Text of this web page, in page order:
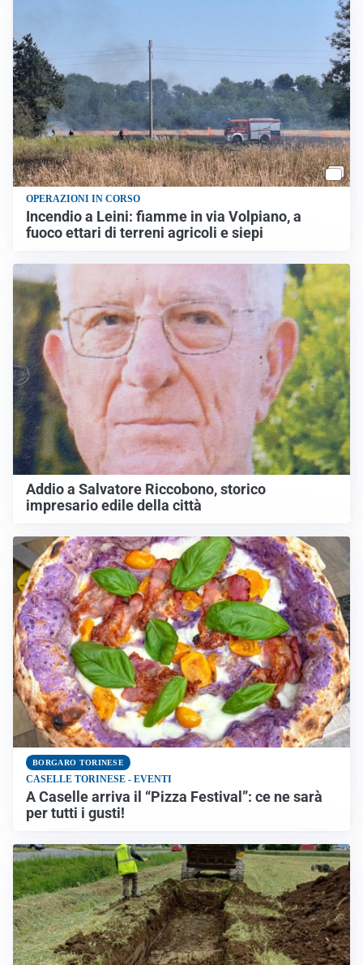
OPERAZIONI IN CORSO
Incendio a Leini: fiamme in via Volpiano, a
fuoco ettari di terreni agricoli e siepi
Addio a Salvatore Riccobono, storico
impresario edile della città
BORGARO TORINESE
CASELLE TORINESE - EVENTI
A Caselle arriva il “Pizza Festival”: ce ne sarà
per tutti i gusti!